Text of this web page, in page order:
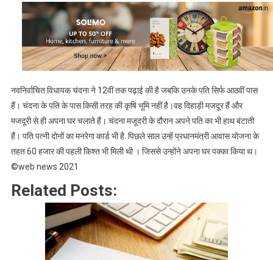
नवनिर्वाचित विधायक चंदना ने 12वीं तक पढ़ाई की है जबकि उनके पति सिर्फ आठवीं पास
हैं। चंदना के पति के पास किसी तरह की कृषि भूमि नहीं है।वह दिहाड़ी मजदूर हैं और
मजदूरी से ही अपना घर चलाते हैं। चंदना मजूदरी के दौरान अपने पति का भी हाथ बंटाती
हैं। पति पत्नी दोनों का मनरेगा कार्ड भी है. पिछले साल उन्हें प्रधानमंत्री आवास योजना के
तहत 60 हजार की पहली किश्त भी मिली थी । जिससे उन्होंने अपना घर पक्का किया थ।
©web news 2021
Related Posts: